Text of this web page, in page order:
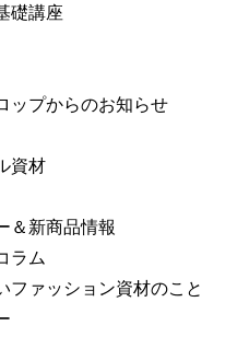
礎講座
ップからのお知らせ
資材
＆新商品情報
ラム
ファッション資材のこと